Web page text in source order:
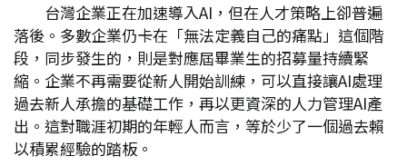
台灣企業正在加速導入AI，但在人才策略上卻普遍
落後。多數企業仍卡在「無法定義自己的痛點」這個階
段，同步發生的，則是對應屆畢業生的招募量持續緊
縮。企業不再需要從新人開始訓練，可以直接讓AI處理
過去新人承擔的基礎工作，再以更資深的人力管理AI產
出。這對職涯初期的年輕人而言，等於少了一個過去賴
以積累經驗的踏板。